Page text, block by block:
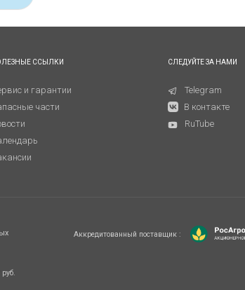
ССЫЛКИ
и гарантии
части
СЛЕДУЙТЕ ЗА НАМИ
Telegram
В контакте
RuTube
Аккредитованный поставщик :